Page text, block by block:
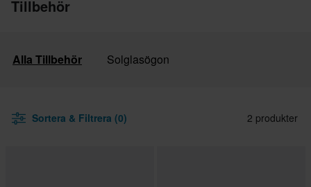
Tillbehör
Alla Tillbehör Solglasögon
Sortera & Filtrera (0) 2 produkter